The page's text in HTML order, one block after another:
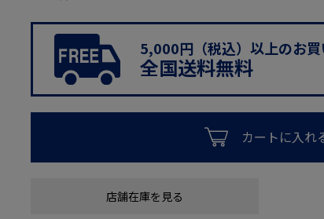
5,000円（税込）以上のお
全国送料無料
カートに入れ
店舗在庫を見る